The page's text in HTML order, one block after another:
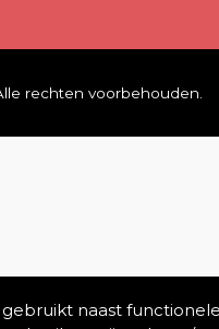
rechten voorbehouden.
naast